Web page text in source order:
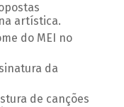
artística.
do MEI no
da
de canções